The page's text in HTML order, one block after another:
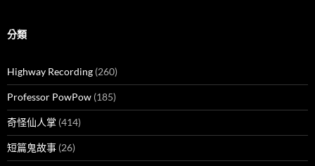
分類
Highway Recording (260)
Professor PowPow (185)
奇怪仙人掌 (414)
短篇鬼故事 (26)